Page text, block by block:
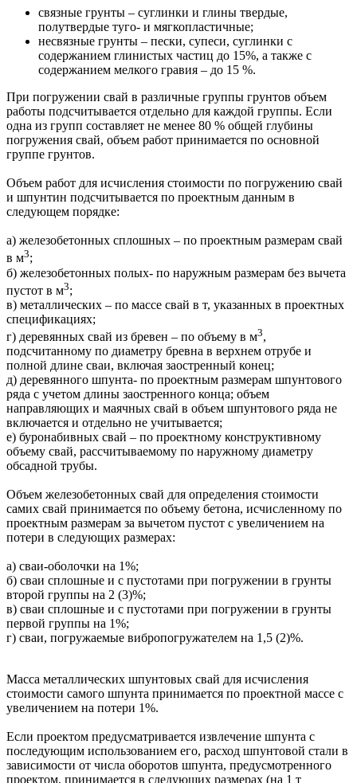
связные грунты – суглинки и глины твердые,
полутвердые туго- и мягкопластичные;
несвязные грунты – пески, супеси, суглинки с
содержанием гли­нистых частиц до 15%, а также с
содержанием мелкого гравия – до 15 %.
При погружении свай в различные группы грунтов объем
работы подсчитывается отдельно для каждой группы. Если
одна из групп со­ставляет не менее 80 % общей глубины
погружения свай, объем работ принимается по основной
группе грунтов.
Объем работ для исчисления стоимости по погружению свай
и шпунтин подсчитывается по проектным данным в
следующем порядке:
а) железобетонных сплошных – по проектным размерам свай
в м3;
б) железобетонных полых- по наружным размерам без вычета
пустот в м3;
в) металлических – по массе свай в т, указанных в проектных
спецификациях;
г) деревянных свай из бревен – по объему в м3,
подсчитанному по диаметру бревна в верхнем отрубе и
полной длине сваи, включая за­остренный конец;
д) деревянного шпунта- по проектным размерам шпунтового
ряда с учетом длины заостренного конца; объем
направляющих и маячных свай в объем шпунтового ряда не
включается и отдельно не учитывается;
е) буронабивных свай – по проектному конструктивному
объему свай, рассчитываемому по наружному диаметру
обсадной трубы.
Объем железобетонных свай для определения стоимости
самих свай принимается по объему бетона, исчисленному по
проектным размерам за вычетом пустот с увеличением на
потери в следующих размерах:
а) сваи-оболочки на 1%;
б) сваи сплошные и с пустотами при погружении в грунты
второй группы на 2 (3)%;
в) сваи сплошные и с пустотами при погружении в грунты
первой группы на 1%;
г) сваи, погружаемые вибропогружателем на 1,5 (2)%.
Масса металлических шпунтовых свай для исчисления
стоимости самого шпунта принимается по проектной массе с
увеличением на потери 1%.
Если проектом предусматривается извлечение шпунта с
последую­щим использованием его, расход шпунтовой стали в
зависимости от числа оборотов шпунта, предусмотренного
проектом, принимается в следующих размерах (на 1 т